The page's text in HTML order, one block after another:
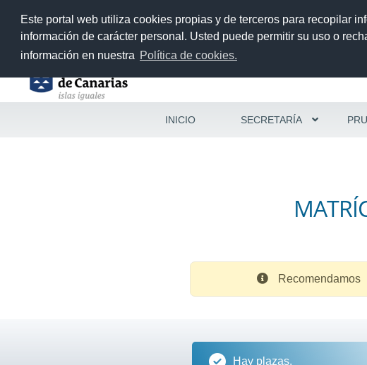
Este portal web utiliza cookies propias y de terceros para recopilar
información de carácter personal. Usted puede permitir su uso o
información en nuestra Política de cookies.
INICIO SECRETARÍA
38011561@gobiernodecanarias.org
Recomendamos
Hay plazas.